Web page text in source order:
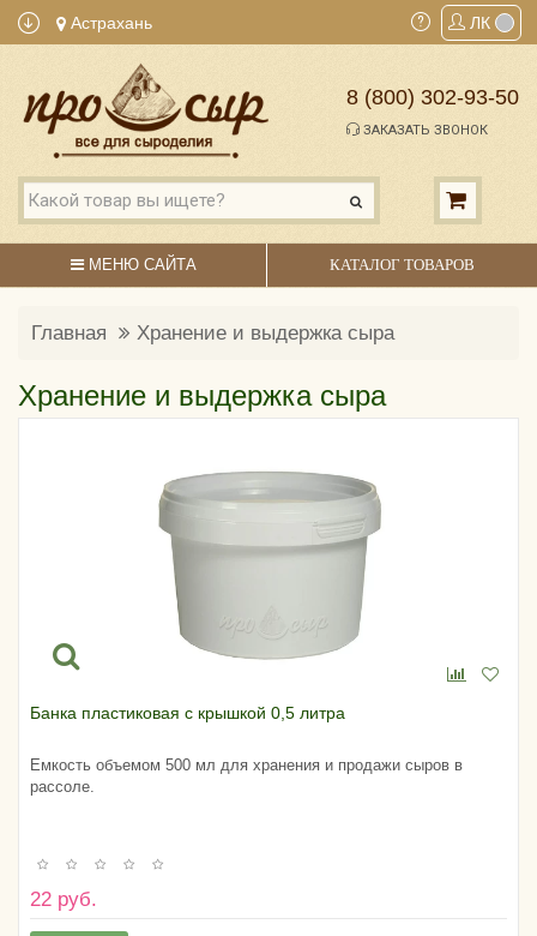
Астрахань ЛК
8 (800) 302-93-50
ЗАКАЗАТЬ ЗВОНОК
МЕНЮ САЙТА КАТАЛОГ ТОВАРОВ
Главная Хранение и выдержка сыра
Хранение и выдержка сыра
Банка пластиковая с крышкой 0,5 литра
Емкость объемом 500 мл для хранения и продажи сыров в
рассоле.
22 руб.